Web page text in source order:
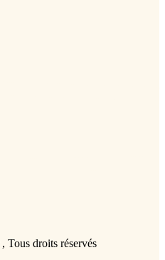
, Tous droits réservés